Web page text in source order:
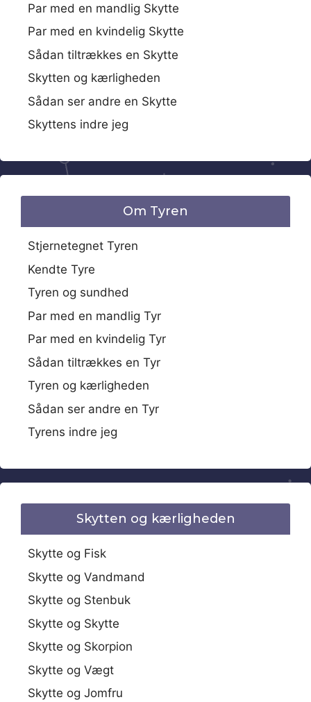
Par med en mandlig Skytte
Par med en kvindelig Skytte
Sådan tiltrækkes en Skytte
Skytten og kærligheden
Sådan ser andre en Skytte
Skyttens indre jeg
Om Tyren
Stjernetegnet Tyren
Kendte Tyre
Tyren og sundhed
Par med en mandlig Tyr
Par med en kvindelig Tyr
Sådan tiltrækkes en Tyr
Tyren og kærligheden
Sådan ser andre en Tyr
Tyrens indre jeg
Skytten og kærligheden
Skytte og Fisk
Skytte og Vandmand
Skytte og Stenbuk
Skytte og Skytte
Skytte og Skorpion
Skytte og Vægt
Skytte og Jomfru